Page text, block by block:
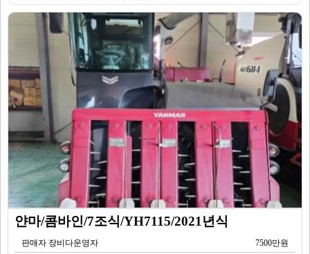
얀마/콤바인/7조식/YH7115/2021년식
판매자 장비다운영자 7500만원